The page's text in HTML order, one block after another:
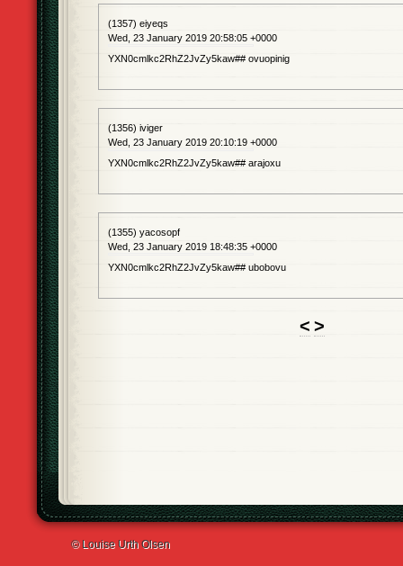
(1357) eiyeqs
Wed, 23 January 2019 20:58:05 +0000
YXN0cmlkc2RhZ2JvZy5kaw## ovuopinig
(1356) iviger
Wed, 23 January 2019 20:10:19 +0000
YXN0cmlkc2RhZ2JvZy5kaw## arajoxu
(1355) yacosopf
Wed, 23 January 2019 18:48:35 +0000
YXN0cmlkc2RhZ2JvZy5kaw## ubobovu
< >
© Louise Urth Olsen